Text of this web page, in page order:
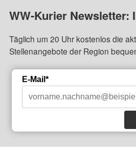
WW-Kurier
Täglich um 20 Uhr kostenlos die
Stellenangebote der Region
E-Mail*